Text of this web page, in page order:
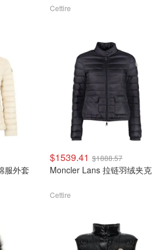
Cettire
服外套
$1539.41 $1888.57
Moncler Lans 拉链羽绒夹克
Cettire